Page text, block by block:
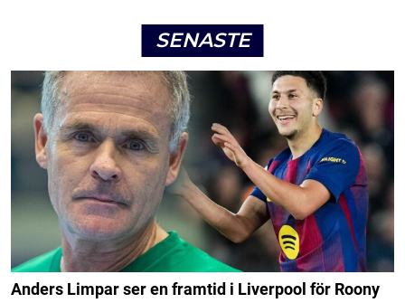
SENASTE
Anders Limpar ser en framtid i Liverpool för Roony